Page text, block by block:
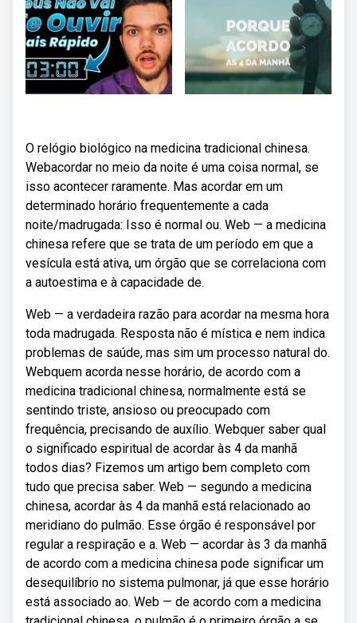
O relógio biológico na medicina tradicional chinesa.
Webacordar no meio da noite é uma coisa normal, se
isso acontecer raramente. Mas acordar em um
determinado horário frequentemente a cada
noite/madrugada: Isso é normal ou. Web — a medicina
chinesa refere que se trata de um período em que a
vesícula está ativa, um órgão que se correlaciona com
a autoestima e à capacidade de.
Web — a verdadeira razão para acordar na mesma hora
toda madrugada. Resposta não é mística e nem indica
problemas de saúde, mas sim um processo natural do.
Webquem acorda nesse horário, de acordo com a
medicina tradicional chinesa, normalmente está se
sentindo triste, ansioso ou preocupado com
frequência, precisando de auxílio. Webquer saber qual
o significado espiritual de acordar às 4 da manhã
todos dias? Fizemos um artigo bem completo com
tudo que precisa saber. Web — segundo a medicina
chinesa, acordar às 4 da manhã está relacionado ao
meridiano do pulmão. Esse órgão é responsável por
regular a respiração e a. Web — acordar às 3 da manhã
de acordo com a medicina chinesa pode significar um
desequilíbrio no sistema pulmonar, já que esse horário
está associado ao. Web — de acordo com a medicina